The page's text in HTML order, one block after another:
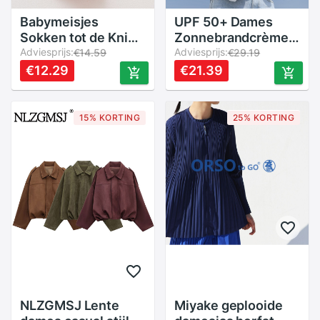
Babymeisjes
Sokken tot de Knie -
Holle Katoen - Effen
Kleur Casual Peuter
Sokken
Adviesprijs:€14.59
€12.29
UPF 50+ Dames
Zonnebrandcrème
Hoodie Effen Kleur
Dunne Ijs Zijde
Zomer UV-
bescherming Jas
met lange mouwen
Ademend Shirt
Kleding
Adviesprijs:€29.19
€21.39
15% KORTING
NLZGMSJ Lente
25% KORTING
Miyake geplooide